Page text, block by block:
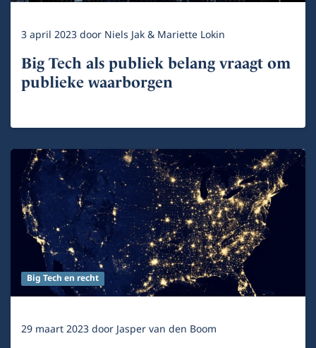
3 april 2023door Niels Jak & Mariette Lokin
Big Tech als publiek belang vraagt om
publieke waarborgen
Big Tech en recht
29 maart 2023doorJasper van den Boom